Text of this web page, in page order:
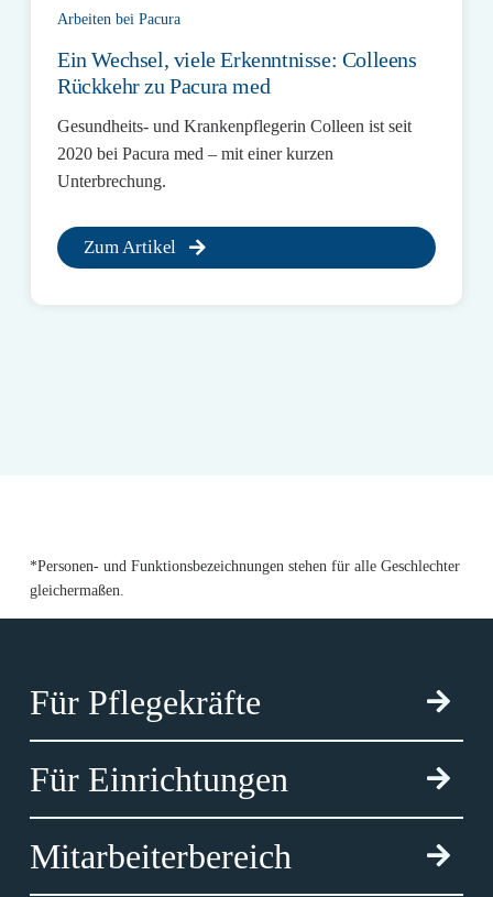
Arbeiten bei Pacura
Ein Wechsel, viele Erkenntnisse: Colleens
Rückkehr zu Pacura med
Gesundheits- und Krankenpflegerin Colleen ist seit
2020 bei Pacura med – mit einer kurzen
Unterbrechung.
Zum Artikel
*Personen- und Funktionsbezeichnungen stehen für alle Geschlechter
gleichermaßen.
Für Pflegekräfte
Für Einrichtungen
Mitarbeiterbereich